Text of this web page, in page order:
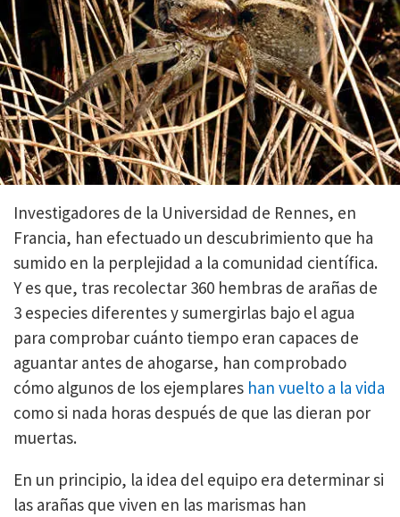
Investigadores de la Universidad de Rennes, en
Francia, han efectuado un descubrimiento que ha
sumido en la perplejidad a la comunidad científica.
Y es que, tras recolectar 360 hembras de arañas de
3 especies diferentes y sumergirlas bajo el agua
para comprobar cuánto tiempo eran capaces de
aguantar antes de ahogarse, han comprobado
cómo algunos de los ejemplares han vuelto a la vida
como si nada horas después de que las dieran por
muertas.
En un principio, la idea del equipo era determinar si
las arañas que viven en las marismas han